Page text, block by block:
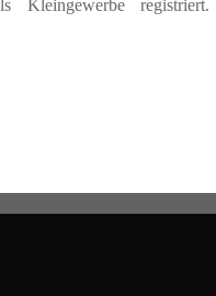
Kleingewerbe